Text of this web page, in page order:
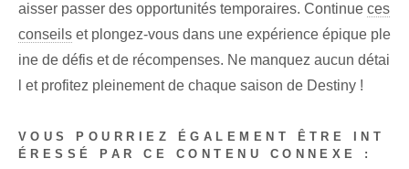
aisser passer des opportunités temporaires. Continue ces
conseils et plongez-vous dans une expérience épique ple
ine de défis et de récompenses. Ne manquez aucun détai
l et profitez pleinement de chaque saison de Destiny !
VOUS POURRIEZ ÉGALEMENT ÊTRE INT
ÉRESSÉ PAR CE CONTENU CONNEXE :